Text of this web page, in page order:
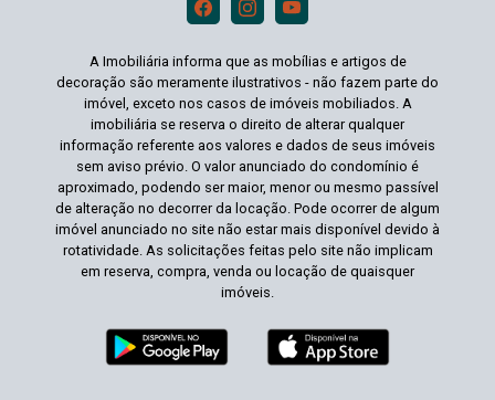
A Imobiliária informa que as mobílias e artigos de
decoração são meramente ilustrativos - não fazem parte do
imóvel, exceto nos casos de imóveis mobiliados. A
imobiliária se reserva o direito de alterar qualquer
informação referente aos valores e dados de seus imóveis
sem aviso prévio. O valor anunciado do condomínio é
aproximado, podendo ser maior, menor ou mesmo passível
de alteração no decorrer da locação. Pode ocorrer de algum
imóvel anunciado no site não estar mais disponível devido à
rotatividade. As solicitações feitas pelo site não implicam
em reserva, compra, venda ou locação de quaisquer
imóveis.